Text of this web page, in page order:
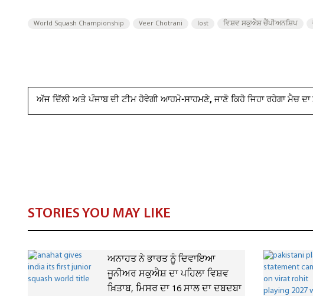
World Squash Championship Veer Chotrani lost ਵਿਸ਼ਵ ਸਕੁਐਸ਼ ਚੈਂਪੀਅਨਸ਼ਿਪ
ਅੱਜ ਦਿੱਲੀ ਅਤੇ ਪੰਜਾਬ ਦੀ ਟੀਮ ਹੋਵੇਗੀ ਆਹਮੋ-ਸਾਹਮਣੇ, ਜਾਣੋ ਕਿਹੋ ਜਿਹਾ ਰਹੇਗਾ ਮੈਚ ਦਾ
STORIES YOU MAY LIKE
ਅਨਾਹਤ ਨੇ ਭਾਰਤ ਨੂੰ ਦਿਵਾਇਆ
ਜੂਨੀਅਰ ਸਕੁਐਸ਼ ਦਾ ਪਹਿਲਾ ਵਿਸ਼ਵ
ਖ਼ਿਤਾਬ, ਮਿਸਰ ਦਾ 16 ਸਾਲ ਦਾ ਦਬਦਬਾ